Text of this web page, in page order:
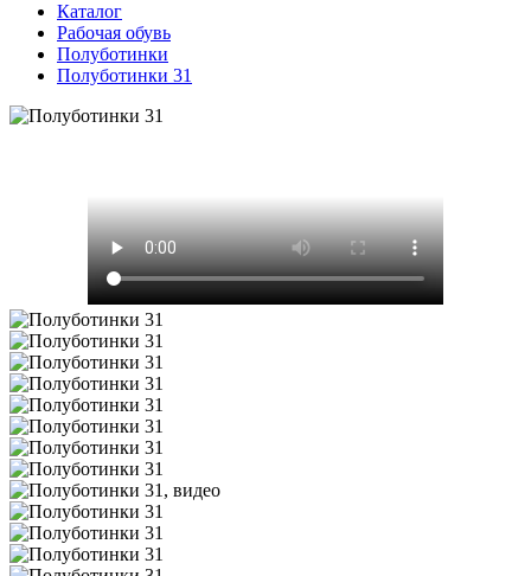
Каталог
Рабочая обувь
Полуботинки
Полуботинки 31